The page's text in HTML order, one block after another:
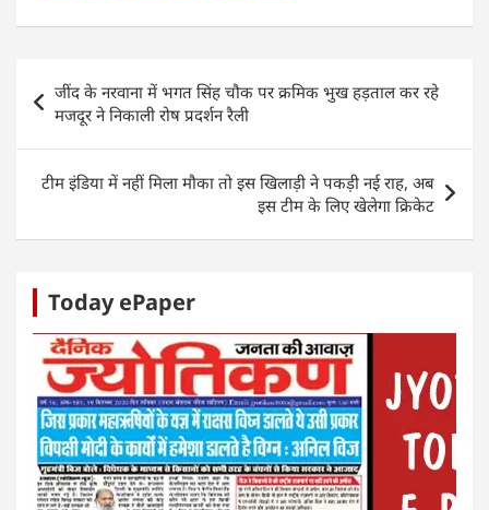
at
s
A
p
p
c
e
b
o
o
itt
er
k
e
dI
n
ss
e
n
g
er
ar
e
Post
navigation
जींद के नरवाना में भगत सिंह चौक पर क्रमिक भुख हड़ताल कर रहे
मजदूर ने निकाली रोष प्रदर्शन रैली
टीम इंडिया में नहीं मिला मौका तो इस खिलाड़ी ने पकड़ी नई राह, अब
इस टीम के लिए खेलेगा क्रिकेट
Today ePaper